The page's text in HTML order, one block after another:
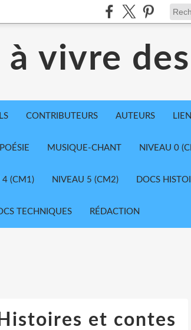
vivre
CONTRIBUTEURS AUTEURS
POÉSIE MUSIQUE-CHANT NIVEAU 0
4 (CM1) NIVEAU 5 (CM2) DOCS
TECHNIQUES RÉDACTION
et contes